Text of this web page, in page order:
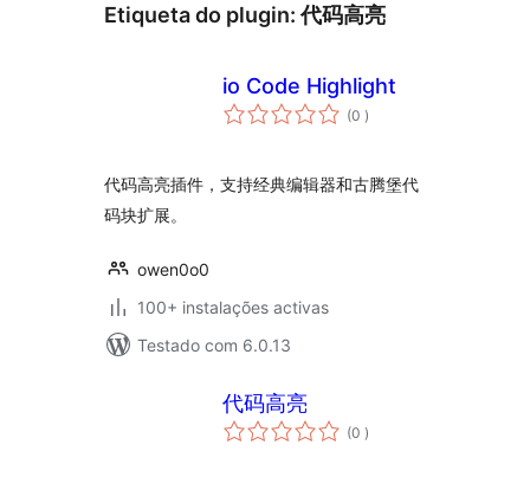
Etiqueta do plugin:代码高亮
io Code Highlight
(0 classificações
)
代码高亮插件，支持经典编辑器和古腾堡代
码块扩展。
owen0o0
100+ instalações activas
Testado com 6.0.13
代码高亮
(0 classificações
)